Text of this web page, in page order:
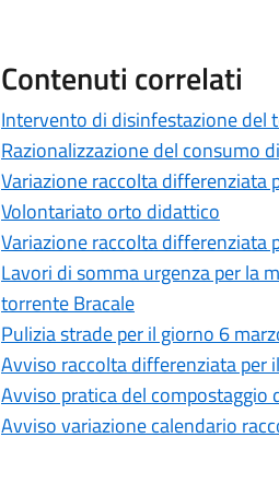
Contenuti correlati
Intervento di disinfestazione del
Razionalizzazione del consumo
Variazione raccolta differenziata
Volontariato orto didattico
Variazione raccolta differenziata
Lavori di somma urgenza per la
torrente Bracale
Pulizia strade per il giorno 6
Avviso raccolta differenziata per
Avviso pratica del
Avviso variazione calendario